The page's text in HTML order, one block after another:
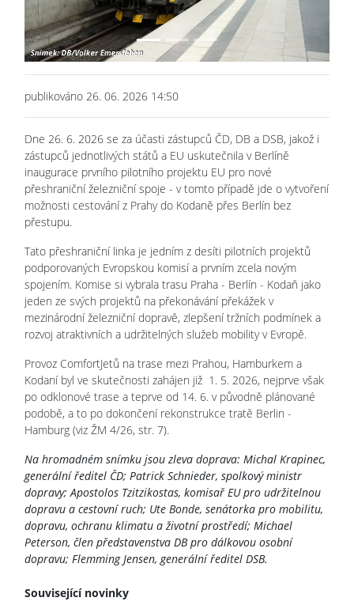
publikováno 26. 06. 2026 14:50
Dne 26. 6. 2026 se za účasti zástupců ČD, DB a DSB, jakož i
zástupců jednotlivých států a EU uskutečnila v Berlíně
inaugurace prvního pilotního projektu EU pro nové
přeshraniční železniční spoje - v tomto případě jde o vytvoření
možnosti cestování z Prahy do Kodaně přes Berlín bez
přestupu.
Tato přeshraniční linka je jedním z desíti pilotních projektů
podporovaných Evropskou komisí a prvním zcela novým
spojením. Komise si vybrala trasu Praha - Berlín - Kodaň jako
jeden ze svých projektů na překonávání překážek v
mezinárodní železniční dopravě, zlepšení tržních podmínek a
rozvoj atraktivních a udržitelných služeb mobility v Evropě.
Provoz ComfortJetů na trase mezi Prahou, Hamburkem a
Kodaní byl ve skutečnosti zahájen již 1. 5. 2026, nejprve však
po odklonové trase a teprve od 14. 6. v původně plánované
podobě, a to po dokončení rekonstrukce tratě Berlin -
Hamburg (viz ŽM 4/26, str. 7).
Na hromadném snímku jsou zleva doprava: Michal Krapinec,
generální ředitel ČD; Patrick Schnieder, spolkový ministr
dopravy; Apostolos Tzitzikostas, komisař EU pro udržitelnou
dopravu a cestovní ruch; Ute Bonde, senátorka pro mobilitu,
dopravu, ochranu klimatu a životní prostředí; Michael
Peterson, člen představenstva DB pro dálkovou osobní
dopravu; Flemming Jensen, generální ředitel DSB.
Související novinky